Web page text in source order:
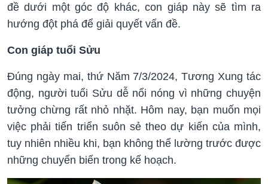
đề dưới một góc độ khác, con giáp này sẽ tìm ra
hướng đột phá để giải quyết vấn đề.
Con giáp tuổi Sửu
Đúng ngày mai, thứ Năm 7/3/2024, Tương Xung tác
động, người tuổi Sửu dễ nổi nóng vì những chuyện
tưởng chừng rất nhỏ nhặt. Hôm nay, bạn muốn mọi
việc phải tiến triển suôn sẻ theo dự kiến của mình,
tuy nhiên nhiều khi, bạn không thể lường trước được
những chuyển biến trong kế hoạch.